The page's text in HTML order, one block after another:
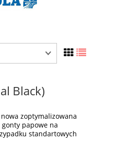
Black)
zoptymalizowana
papowe na
standartowych